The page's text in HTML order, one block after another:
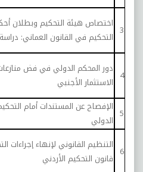
3 اختصاص هيئة التحكيم وبطلان
التحكيم في القانون العماني:
4 دور المحكم الدولي في فض
الاستثمار الأجنبي
5 الإفصاح عن المستندات أمام
الدولي
6 التنظيم القانوني لإنهاء إجراءات
قانون التحكيم الأردني